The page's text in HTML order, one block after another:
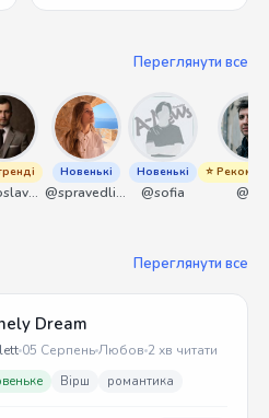
Переглянути все
@miroslavmaniyk
Новенькі
@spravedliwa
Новенькі
@sofia
⭐
@ant
Переглянути все
Dream
05 СерпеньЛюбов 2 хв читати
Вірш романтика